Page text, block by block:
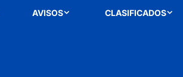
AVISOS CLASIFICADOS